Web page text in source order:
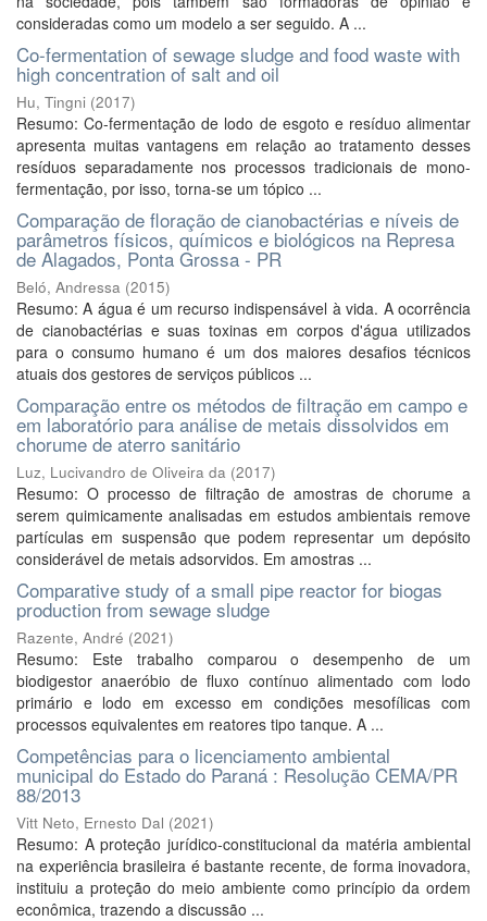
consideradas como um modelo a ser seguido. A ...
Co-fermentation of sewage sludge and food waste with
high concentration of salt and oil
Hu, Tingni (2017)
Resumo: Co-fermentação de lodo de esgoto e resíduo alimentar
apresenta muitas vantagens em relação ao tratamento desses
resíduos separadamente nos processos tradicionais de mono-
fermentação, por isso, torna-se um tópico ...
Comparação de floração de cianobactérias e níveis de
parâmetros físicos, químicos e biológicos na Represa
de Alagados, Ponta Grossa - PR
Beló, Andressa (2015)
Resumo: A água é um recurso indispensável à vida. A ocorrência
de cianobactérias e suas toxinas em corpos d'água utilizados
para o consumo humano é um dos maiores desafios técnicos
atuais dos gestores de serviços públicos ...
Comparação entre os métodos de filtração em campo e
em laboratório para análise de metais dissolvidos em
chorume de aterro sanitário
Luz, Lucivandro de Oliveira da (2017)
Resumo: O processo de filtração de amostras de chorume a
serem quimicamente analisadas em estudos ambientais remove
partículas em suspensão que podem representar um depósito
considerável de metais adsorvidos. Em amostras ...
Comparative study of a small pipe reactor for biogas
production from sewage sludge
Razente, André (2021)
Resumo: Este trabalho comparou o desempenho de um
biodigestor anaeróbio de fluxo contínuo alimentado com lodo
primário e lodo em excesso em condições mesofílicas com
processos equivalentes em reatores tipo tanque. A ...
Competências para o licenciamento ambiental
municipal do Estado do Paraná : Resolução CEMA/PR
88/2013
Vitt Neto, Ernesto Dal (2021)
Resumo: A proteção jurídico-constitucional da matéria ambiental
na experiência brasileira é bastante recente, de forma inovadora,
instituiu a proteção do meio ambiente como princípio da ordem
econômica, trazendo a discussão ...